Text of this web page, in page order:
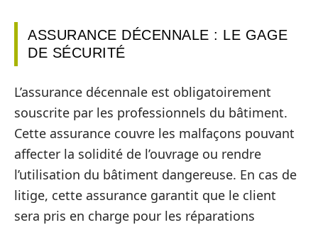
ASSURANCE DÉCENNALE : LE GAGE
DE SÉCURITÉ
L’assurance décennale est obligatoirement
souscrite par les professionnels du bâtiment.
Cette assurance couvre les malfaçons pouvant
affecter la solidité de l’ouvrage ou rendre
l’utilisation du bâtiment dangereuse. En cas de
litige, cette assurance garantit que le client
sera pris en charge pour les réparations